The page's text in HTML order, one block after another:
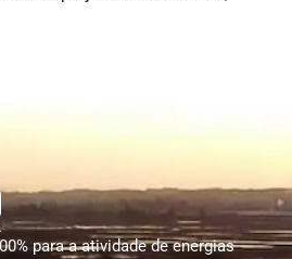
para a atividade de energias